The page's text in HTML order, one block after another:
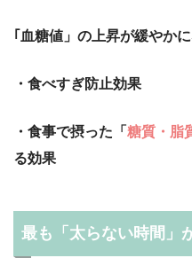
｢血糖値」の上昇が緩やか
・食べすぎ防止効果
・食事で摂った「 糖質・脂
る効果
最も「太らない時間」